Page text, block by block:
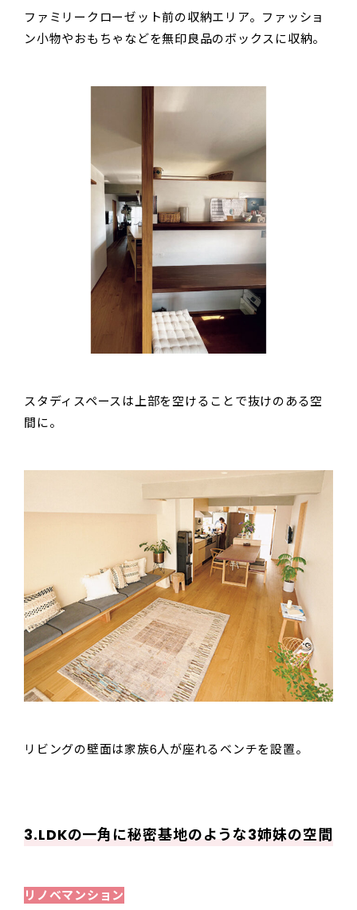
ファミリークローゼット前の収納エリア。ファッショ
ン小物やおもちゃなどを無印良品のボックスに収納。
スタディスペースは上部を空けることで抜けのある空
間に。
リビングの壁面は家族6人が座れるベンチを設置。
3.LDKの一角に秘密基地のような3姉妹の空間
リノベマンション